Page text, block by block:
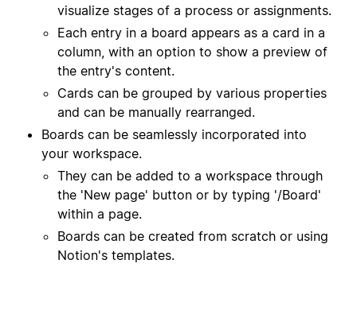
visualize stages of a process or assignments.
Each entry in a board appears as a card in a
column, with an option to show a preview of
the entry's content.
Cards can be grouped by various properties
and can be manually rearranged.
Boards can be seamlessly incorporated into
your workspace.
They can be added to a workspace through
the 'New page' button or by typing '/Board'
within a page.
Boards can be created from scratch or using
Notion's templates.